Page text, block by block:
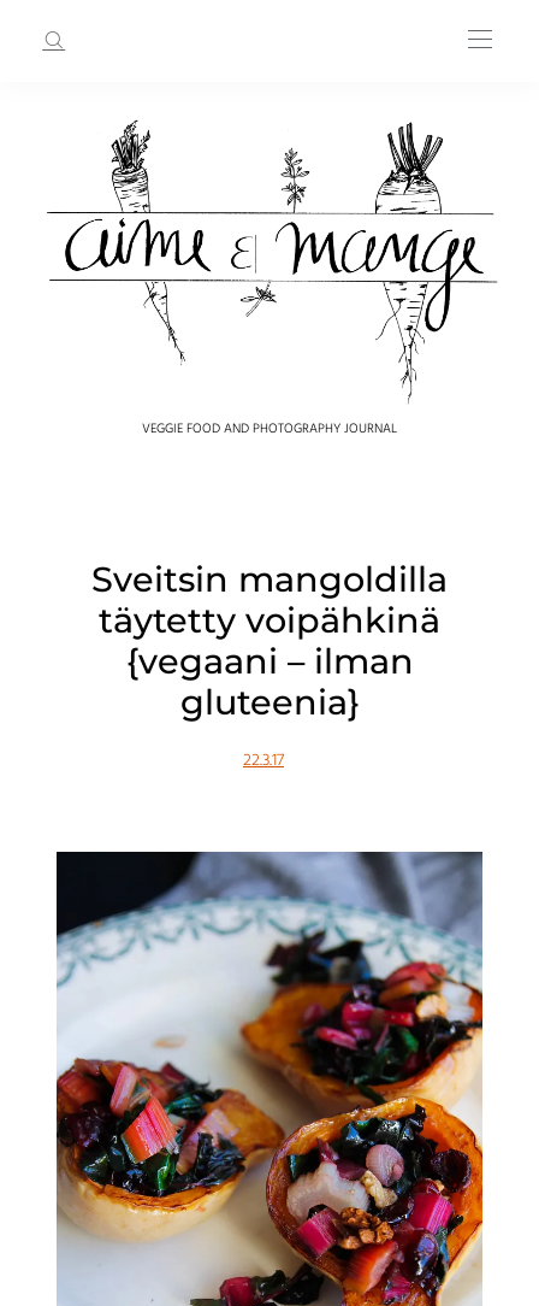
VEGGIE FOOD AND PHOTOGRAPHY JOURNAL
Sveitsin mangoldilla
täytetty voipähkinä
{vegaani – ilman
gluteenia}
22.3.17